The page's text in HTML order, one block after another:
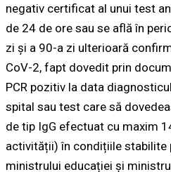
negativ certificat al unui test
de 24 de ore sau se află în
zi și a 90-a zi ulterioară
CoV-2, fapt dovedit prin
PCR pozitiv la data
spital sau test care să
de tip IgG efectuat cu maxim
activității) în condițiile stabilite
ministrului educației și